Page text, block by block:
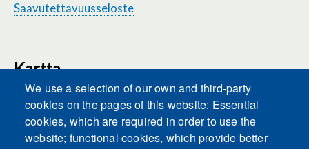
Saavutettavuusseloste
Kartta
This content is blocked because Embeds
We use a selection of our own and third-party
cookies on the pages of this website: Essential
cookies, which are required in order to use the
website; functional cookies, which provide better